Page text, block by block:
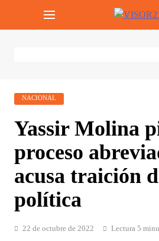
Periodismo Y
NACIONAL
Yassir Molina
proceso
acusa traición
política
22 de octubre de 2022 Lectura 5